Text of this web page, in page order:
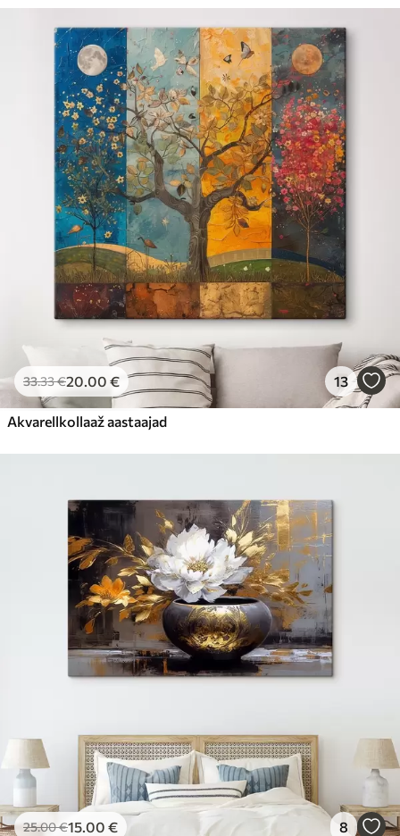
33.33€20.00 € 13
Akvarellkollaaž aastaajad
25.00€15.00 € 8